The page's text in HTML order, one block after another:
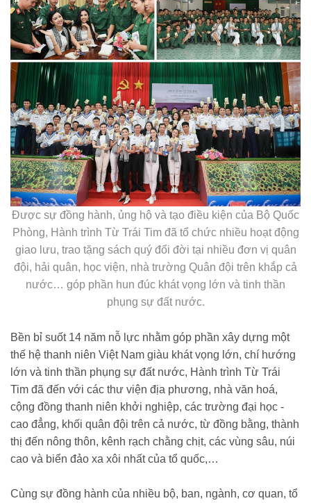
Được sự đồng hành, ủng hộ và tạo điều kiện của Bộ Quốc
Phòng, Hành trình Từ Trái Tim đã tổ chức nhiều hoạt động
giao lưu, trao tặng sách quý đổi đời tại nhiều đơn vị quân
đội, hải quân, học viện, nhà trường Quân đội trên khắp cả
nước… góp phần hun đúc khát vọng lớn và tinh thần
phụng sự đất nước.
Bền bỉ suốt 14 năm nỗ lực nhằm góp phần xây dựng một
thế hệ thanh niên Việt Nam giàu khát vọng lớn, chí hướng
lớn và tinh thần phụng sự đất nước, Hành trình Từ Trái
Tim đã đến với các thư viện địa phương, nhà văn hoá,
cộng đồng thanh niên khởi nghiệp, các trường đại học -
cao đẳng, khối quân đội trên cả nước, từ đồng bằng, thành
thị đến nông thôn, kênh rạch chằng chịt, các vùng sâu, núi
cao và biển đảo xa xôi nhất của tổ quốc,…
Cùng sự đồng hành của nhiều bộ, ban, ngành, cơ quan, tổ